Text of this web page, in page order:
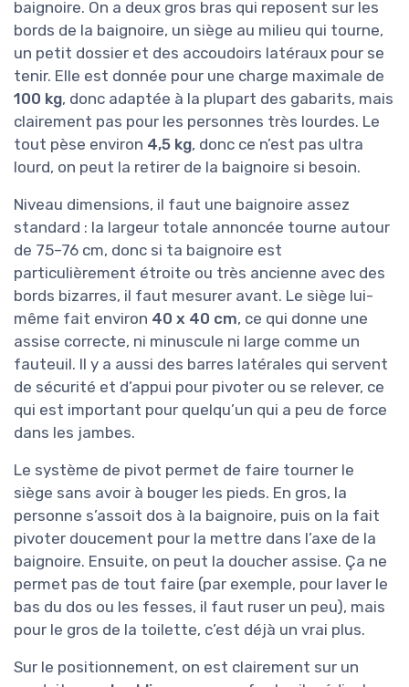
baignoire. On a deux gros bras qui reposent sur les
bords de la baignoire, un siège au milieu qui tourne,
un petit dossier et des accoudoirs latéraux pour se
tenir. Elle est donnée pour une charge maximale de
100 kg, donc adaptée à la plupart des gabarits, mais
clairement pas pour les personnes très lourdes. Le
tout pèse environ 4,5 kg, donc ce n’est pas ultra
lourd, on peut la retirer de la baignoire si besoin.
Niveau dimensions, il faut une baignoire assez
standard : la largeur totale annoncée tourne autour
de 75–76 cm, donc si ta baignoire est
particulièrement étroite ou très ancienne avec des
bords bizarres, il faut mesurer avant. Le siège lui-
même fait environ 40 x 40 cm, ce qui donne une
assise correcte, ni minuscule ni large comme un
fauteuil. Il y a aussi des barres latérales qui servent
de sécurité et d’appui pour pivoter ou se relever, ce
qui est important pour quelqu’un qui a peu de force
dans les jambes.
Le système de pivot permet de faire tourner le
siège sans avoir à bouger les pieds. En gros, la
personne s’assoit dos à la baignoire, puis on la fait
pivoter doucement pour la mettre dans l’axe de la
baignoire. Ensuite, on peut la doucher assise. Ça ne
permet pas de tout faire (par exemple, pour laver le
bas du dos ou les fesses, il faut ruser un peu), mais
pour le gros de la toilette, c’est déjà un vrai plus.
Sur le positionnement, on est clairement sur un